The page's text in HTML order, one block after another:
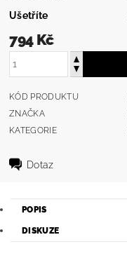
Ušetříte
794 Kč
KÓD PRODUKTU
ZNAČKA
KATEGORIE
Dotaz
POPIS
DISKUZE